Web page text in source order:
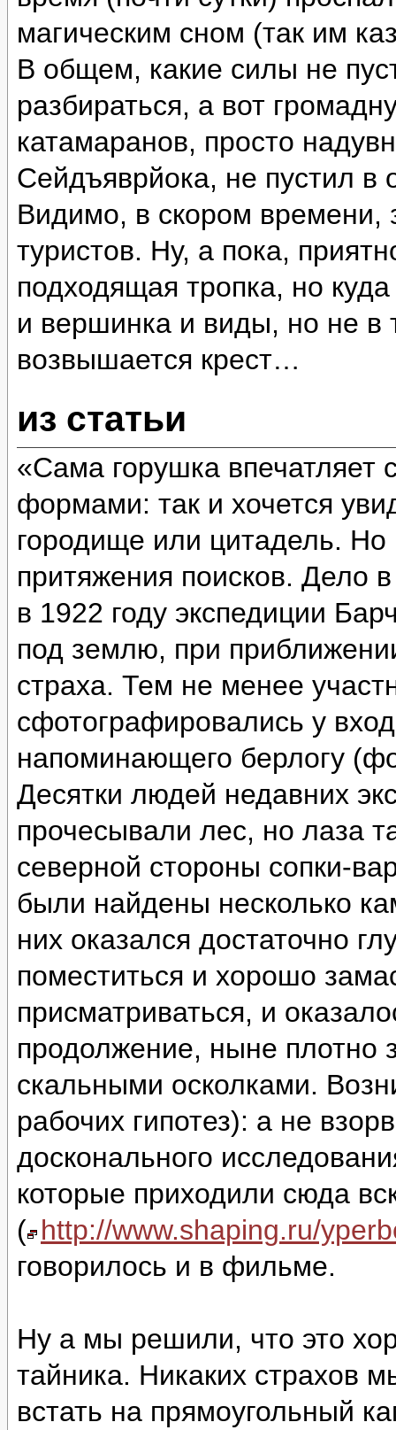
магическим сном (так им
В общем, какие силы не
разбираться, а вот
катамаранов, просто
Сейдъяврйока, не пустил в
Видимо, в скором времени,
туристов. Ну, а пока,
подходящая тропка, но
и вершинка и виды, но не в
возвышается крест…
из статьи
«Сама горушка
формами: так и хочется
городище или цитадель. Но
притяжения поисков. Дело
в 1922 году экспедиции
под землю, при
страха. Тем не менее
сфотографировались у
напоминающего берлогу
Десятки людей недавних
прочесывали лес, но лаза
северной стороны сопки-
были найдены несколько
них оказался достаточно
поместиться и хорошо
присматриваться, и
продолжение, ныне плотно
скальными осколками.
рабочих гипотез): а не
досконального
которые приходили сюда
( http://www.shaping.ru/
говорилось и в фильме.
Ну а мы решили, что это
тайника. Никаких страхов
встать на прямоугольный